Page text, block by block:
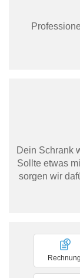
Dein Schrank
Sollte etwas
sorgen wir
Rechnung